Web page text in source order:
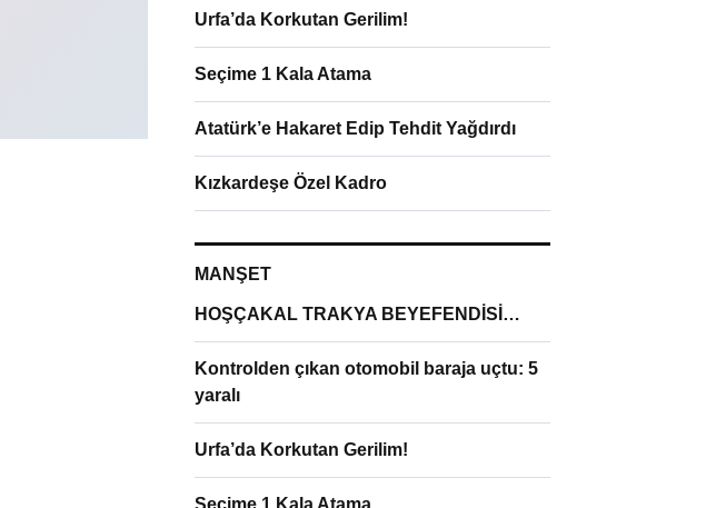
Urfa’da Korkutan Gerilim!
Seçime 1 Kala Atama
Atatürk’e Hakaret Edip Tehdit Yağdırdı
Kızkardeşe Özel Kadro
MANŞET
HOŞÇAKAL TRAKYA BEYEFENDİSİ…
Kontrolden çıkan otomobil baraja uçtu: 5
yaralı
Urfa’da Korkutan Gerilim!
Seçime 1 Kala Atama